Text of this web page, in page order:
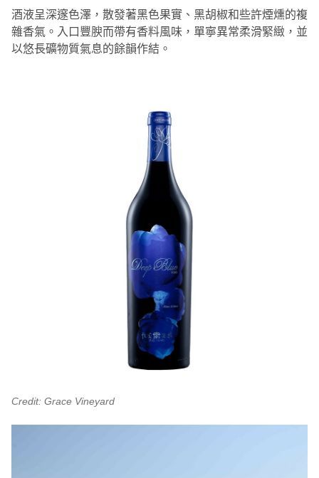
酒液呈深邃色澤，散發著黑色果實、黑胡椒和些許煙燻的複
雜香氣。入口豐腴而帶有香料風味，單寧異常柔滑緊緻，並
以悠長礦物質氣息的餘韻作結。
Credit: Grace Vineyard